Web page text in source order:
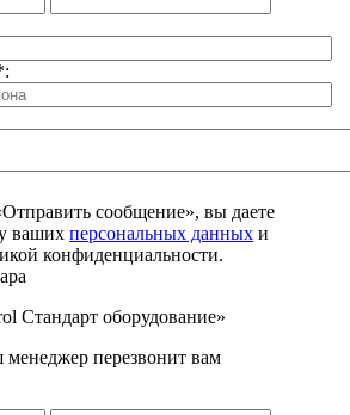
:
сообщение», вы даете
ваших персональных данных и
конфиденциальности.
Стандарт оборудование»
менеджер перезвонит вам